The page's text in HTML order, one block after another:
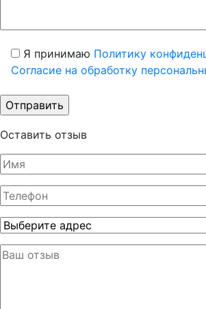
Я принимаю Политику
Согласие на обработку
Оставить отзыв